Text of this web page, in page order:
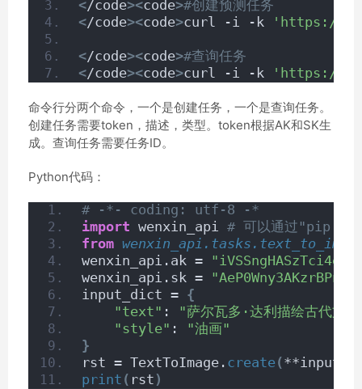
</code><code>#创建预测任务
</code><code>curl -i -k 'https://
</code><code>#查询任务
</code><code>curl -i -k 'https://
命令行分两个命令，一个是创建任务，一个是查询任务。
创建任务需要token，描述，类型。token根据AK和SK生
成。查询任务需要任务ID。
Python代码：
# -*- coding: utf-8 -*
import wenxin_api # 可以通过"pip
from
wenxin_api.ak =
wenxin_api.sk =
input_dict = {
"text" : "萨尔瓦多·达利描绘古代文
"style" : "油画"
}
rst = TextToImage. create(
print ( rst )